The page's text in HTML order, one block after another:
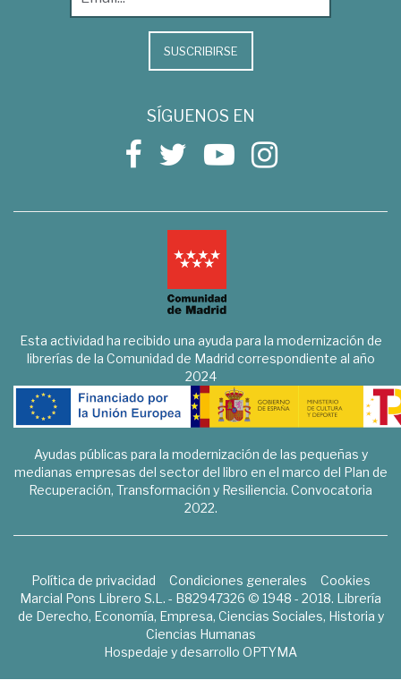
SUSCRIBIRSE
SÍGUENOS EN
Esta actividad ha recibido una ayuda para la modernización de
librerías de la Comunidad de Madrid correspondiente al año
2024
Ayudas públicas para la modernización de las pequeñas y
medianas empresas del sector del libro en el marco del Plan de
Recuperación, Transformación y Resiliencia. Convocatoria
2022.
Política de privacidad Condiciones generales
Cookies
Marcial Pons Librero S.L. - B82947326 © 1948 - 2018. Librería
de Derecho, Economía, Empresa, Ciencias Sociales, Historia y
Ciencias Humanas
Hospedaje y desarrollo OPTYMA